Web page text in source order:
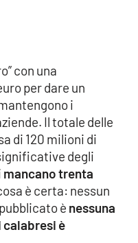
con una
per dare un
i
Il totale delle
di 120 milioni di
degli
mancano trenta
è certa: nessun
è nessuna
calabresi è